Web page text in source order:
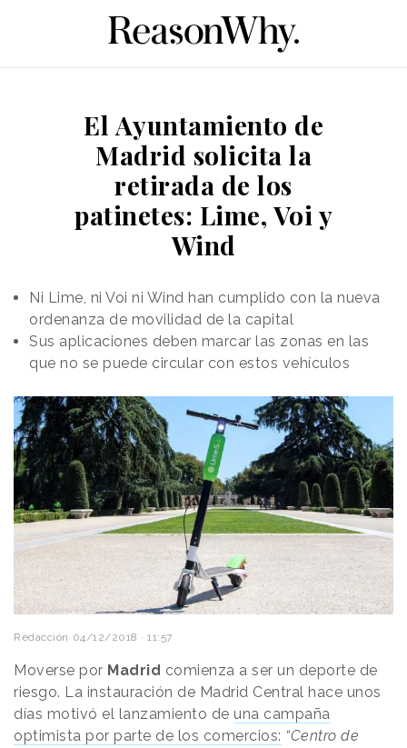
El Ayuntamiento de
Madrid solicita la
retirada de los
patinetes: Lime, Voi y
Wind
Ni Lime, ni Voi ni Wind han cumplido con la nueva
ordenanza de movilidad de la capital
Sus aplicaciones deben marcar las zonas en las
que no se puede circular con estos vehículos
Redacción 04/12/2018 · 11:57
Moverse por Madrid comienza a ser un deporte de
riesgo. La instauración de Madrid Central hace unos
días motivó el lanzamiento de una campaña
optimista por parte de los comercios: “Centro de